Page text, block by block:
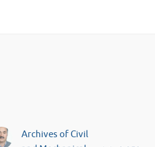
Archives of Civil